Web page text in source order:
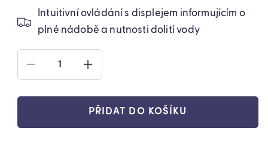
Intuitivní ovládání s displejem informujícím o
plné nádobě a nutnosti dolití vody
SNÍŽIT
MNOŽSTVÍ
PRODUKTU
PŘENOSNÁ
KOSTKARKA
NA
ZVÝŠIT
MNOŽSTVÍ
PRODUKTU
PŘENOSNÁ
KOSTKARKA
NA
PŘIDAT DO KOŠÍKU